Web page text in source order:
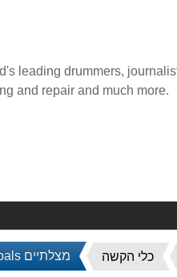
leading drummers,
and repair and much more.
כלי הקשה מצלתיים cymbals